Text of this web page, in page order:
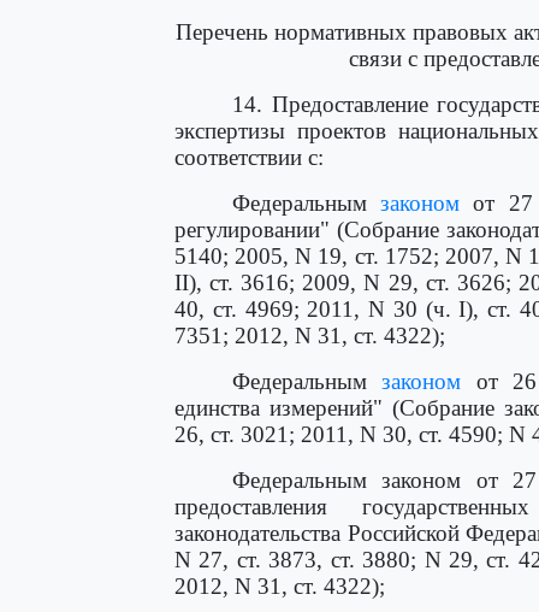
Перечень нормативных правовых
связи с
14. Предоставление
экспертизы проектов
соответствии с:
Федеральным законом от 27
регулировании" (Собрание
5140; 2005, N 19, ст. 1752; 2007, N
II), ст. 3616; 2009, N 29, ст. 3626;
40, ст. 4969; 2011, N 30 (ч. I), ст.
7351; 2012, N 31, ст. 4322);
Федеральным законом от
единства измерений" (Собрание
26, ст. 3021; 2011, N 30, ст. 4590; N
Федеральным законом от
предоставления
законодательства Российской
N 27, ст. 3873, ст. 3880; N 29, ст.
2012, N 31, ст. 4322);